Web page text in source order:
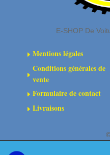
E-SHOP De
EMentions légales
E
Conditions générales de
vente
EFormulaire de contact
ELivraisons